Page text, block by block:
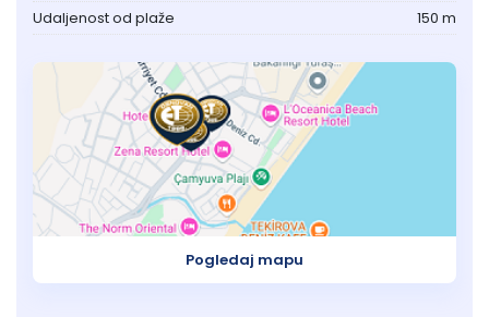
Udaljenost od plaže
150 m
Pogledaj mapu